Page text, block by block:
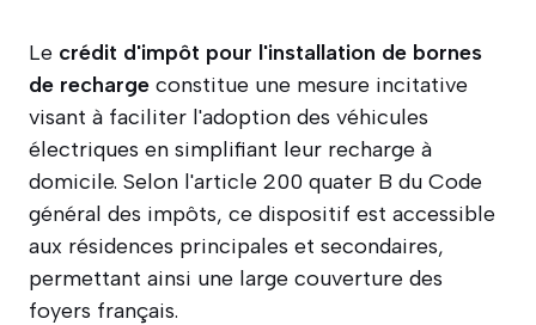
Le crédit d'impôt pour l'installation de bornes
de recharge constitue une mesure incitative
visant à faciliter l'adoption des véhicules
électriques en simplifiant leur recharge à
domicile. Selon l'article 200 quater B du Code
général des impôts, ce dispositif est accessible
aux résidences principales et secondaires,
permettant ainsi une large couverture des
foyers français.